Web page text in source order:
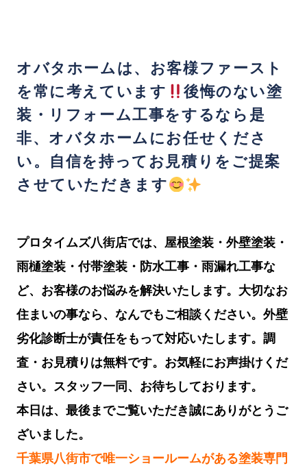
オバタホームは、お客様ファースト
を常に考えています
後悔のない塗
装・リフォーム工事をするなら是
非、オバタホームにお任せくださ
い。自信を持ってお見積りをご提案
させていただきます
プロタイムズ八街店では、屋根塗装・外壁塗装・
雨樋塗装・付帯塗装・防水工事・雨漏れ工事な
ど、お客様のお悩みを解決いたします。 大切なお
住まいの事なら、なんでもご相談ください。外壁
劣化診断士が責任をもって対応いたします。調
査・お見積りは無料です。お気軽にお声掛けくだ
さい。スタッフ一同、お待ちしております。
本日は、最後までご覧いただき誠にありがとうご
ざいました。
千葉県八街市で唯一ショールームがある塗装専門